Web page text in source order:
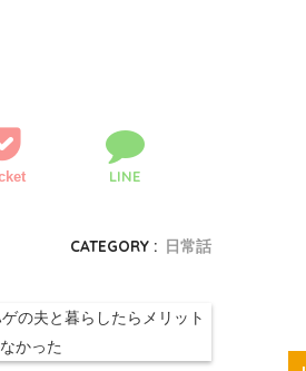
LINE
CATEGORY : 日常話